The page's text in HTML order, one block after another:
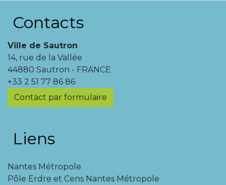
Contacts
Ville de Sautron
14, rue de la Vallée
44880 Sautron - FRANCE
+33 2 51 77 86 86
Contact par formulaire
Liens
Nantes Métropole
Pôle Erdre et Cens Nantes Métropole